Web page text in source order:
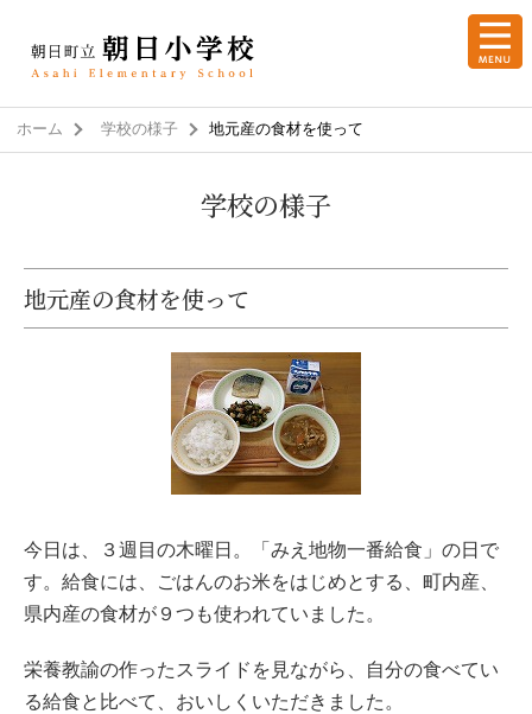
ホーム 学校の様子 地元産の食材を使って
学校の様子
地元産の食材を使って
今日は、３週目の木曜日。「みえ地物一番給食」の日で
す。給食には、ごはんのお米をはじめとする、町内産、
県内産の食材が９つも使われていました。
栄養教諭の作ったスライドを見ながら、自分の食べてい
る給食と比べて、おいしくいただきました。